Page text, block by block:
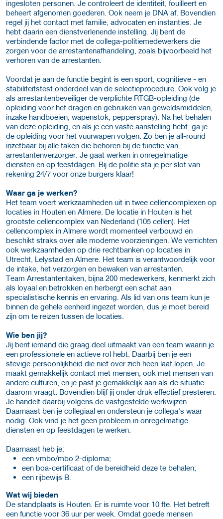
ingesloten personen. Je controleert de identiteit, fouilleert en
beheert afgenomen goederen. Ook neem je DNA af. Bovendien
regel jij het contact met familie, advocaten en instanties. Je
hebt daarin een dienstverlenende instelling. Jij bent de
verbindende factor met de collega-politiemedewerkers die
zorgen voor de arrestantenafhandeling, zoals bijvoorbeeld het
verhoren van de arrestanten.
Voordat je aan de functie begint is een sport, cognitieve - en
stabiliteitstest onderdeel van de selectieprocedure. Ook volg je
als arrestantenbeveiliger de verplichte RTGB-opleiding (de
opleiding voor het dragen en gebruiken van geweldsmiddelen,
inzake handboeien, wapenstok, pepperspray). Na het behalen
van deze opleiding, en als je een vaste aanstelling hebt, ga je
de opleiding voor het vuurwapen volgen. Zo ben je all-round
inzetbaar bij alle taken die behoren bij de functie van
arrestantenverzorger. Je gaat werken in onregelmatige
diensten en op feestdagen. Bij de politie sta je per slot van
rekening 24/7 voor onze burgers klaar!
Waar ga je werken?
Het team voert werkzaamheden uit in twee cellencomplexen op
locaties in Houten en Almere. De locatie in Houten is het
grootste cellencomplex van Nederland (105 cellen). Het
cellencomplex in Almere wordt momenteel verbouwd en
beschikt straks over alle moderne voorzieningen. We verrichten
ook werkzaamheden op drie rechtbanken op locaties in
Utrecht, Lelystad en Almere. Het team is verantwoordelijk voor
de intake, het verzorgen en bewaken van arrestanten.
Team Arrestantentaken, bijna 200 medewerkers, kenmerkt zich
als loyaal en betrokken en herbergt een schat aan
specialistische kennis en ervaring. Als lid van ons team kun je
binnen de gehele eenheid ingezet worden, dus je moet bereid
zijn om te reizen tussen de locaties.
Wie ben jij?
Jij bent iemand die graag deel uitmaakt van een team waarin je
een professionele en actieve rol hebt. Daarbij ben je een
stevige persoonlijkheid die niet over zich heen laat lopen. Je
maakt gemakkelijk contact met mensen, ook met mensen van
andere culturen, en je past je gemakkelijk aan als de situatie
daarom vraagt. Bovendien blijf jij onder druk effectief presteren.
Je handelt daarbij volgens de vastgestelde werkwijzen.
Daarnaast ben je collegiaal en ondersteun je collega's waar
nodig. Ook vind je het geen probleem in onregelmatige
diensten en op feestdagen te werken.
Daarnaast heb je:
een vmbo/mbo 2-diploma;
een boa-certificaat of de bereidheid deze te behalen;
een rijbewijs B.
Wat wij bieden
De standplaats is Houten. Er is ruimte voor 10 fte. Het betreft
een functie voor 36 uur per week. Omdat goede mensen